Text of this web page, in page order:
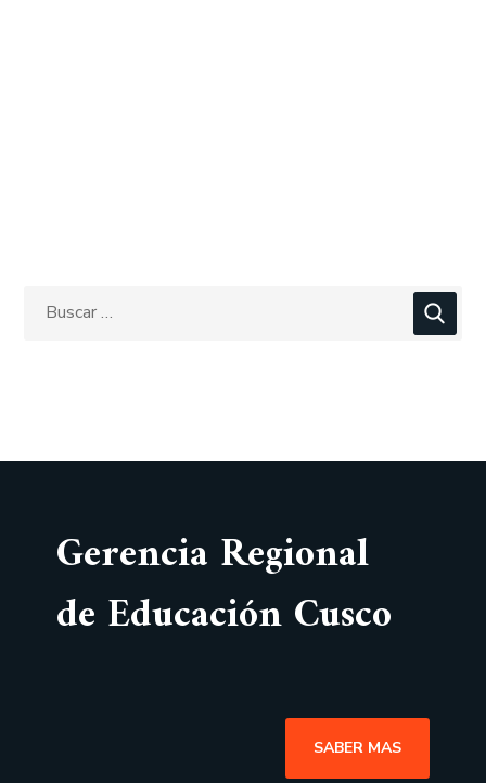
Gerencia Regional
de Educación Cusco
SABER MAS